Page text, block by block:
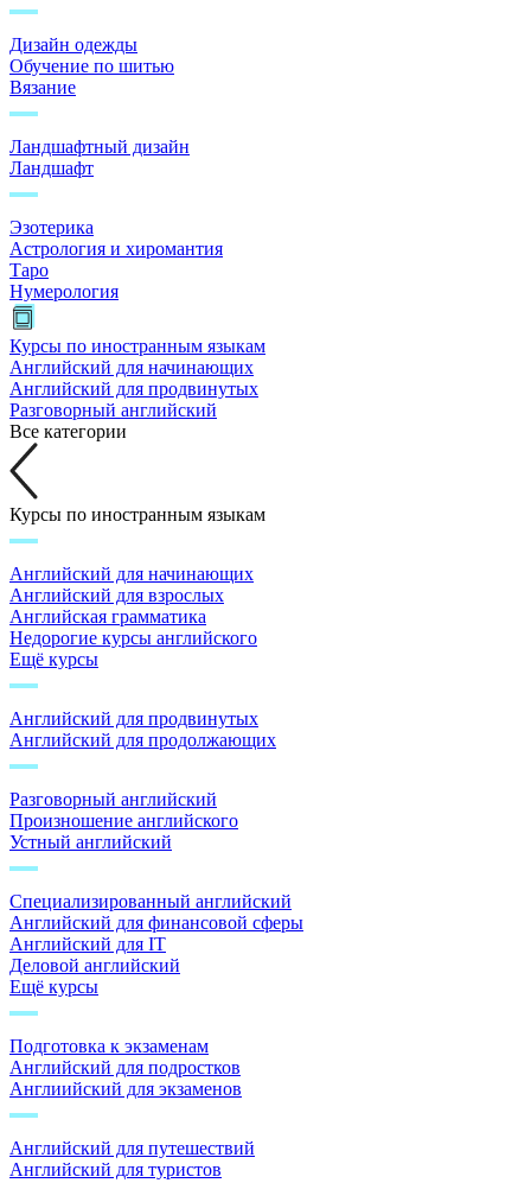
Дизайн одежды
Обучение по шитью
Вязание
Ландшафтный дизайн
Ландшафт
Эзотерика
Астрология и хиромантия
Таро
Нумерология
Курсы по иностранным языкам
Английский для начинающих
Английский для продвинутых
Разговорный английский
Все категории
Курсы по иностранным языкам
Английский для начинающих
Английский для взрослых
Английская грамматика
Недорогие курсы английского
Ещё курсы
Английский для продвинутых
Английский для продолжающих
Разговорный английский
Произношение английского
Устный английский
Специализированный английский
Английский для финансовой сферы
Английский для IT
Деловой английский
Ещё курсы
Подготовка к экзаменам
Английский для подростков
Англиийский для экзаменов
Английский для путешествий
Английский для туристов